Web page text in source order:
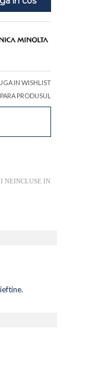
IN WISHLIST
PRODUSUL
NEINCLUSE IN
.